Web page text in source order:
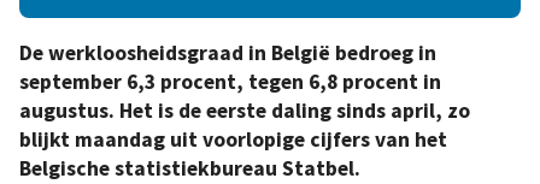
De werkloosheidsgraad in België bedroeg in
september 6,3 procent, tegen 6,8 procent in
augustus. Het is de eerste daling sinds april, zo
blijkt maandag uit voorlopige cijfers van het
Belgische statistiekbureau Statbel.